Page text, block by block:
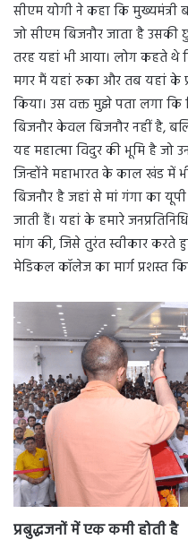
सीएम योगी ने कहा कि
जो सीएम बिजनौर जाता है
तरह यहां भी आया। लोग कहते थे
मगर मैं यहां रुका और तब यहां के
किया। उस वक्त मुझे पता लगा
बिजनौर केवल बिजनौर नहीं है,
यह महात्मा विदुर की भूमि है जो
जिन्होंने महाभारत के काल खंड में
बिजनौर है जहां से मां गंगा का
जाती हैं। यहां के हमारे
मांग की, जिसे तुरंत स्वीकार करते
मेडिकल कॉलेज का मार्ग प्रशस्त
प्रबुद्धजनों में एक कमी होती है